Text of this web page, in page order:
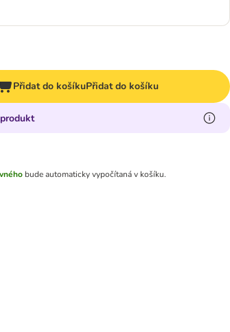
Přidat do košíkuPřidat do košíku
bude automaticky vypočítaná v košíku.